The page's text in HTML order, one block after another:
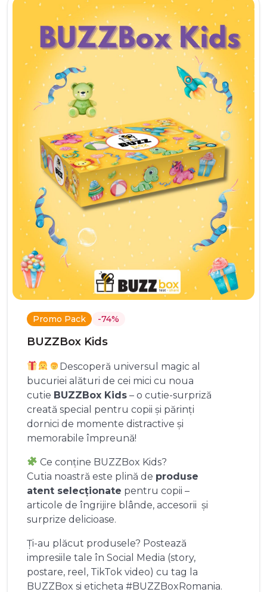
Promo Pack -74%
BUZZBox Kids
Descoperă universul magic al
bucuriei alături de cei mici cu noua
cutie BUZZBox Kids – o cutie-surpriză
creată special pentru copii și părinți
dornici de momente distractive și
memorabile împreună!
Ce conține BUZZBox Kids?
Cutia noastră este plină de produse
atent selecționate pentru copii –
articole de îngrijire blânde, accesorii și
surprize delicioase.
Ți-au plăcut produsele? Postează
impresiile tale în Social Media (story,
postare, reel, TikTok video) cu tag la
BUZZBox si eticheta #BUZZBoxRomania.